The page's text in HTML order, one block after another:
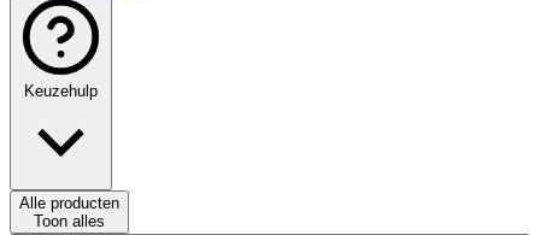
Keuzehulp
Alle producten
Toon alles